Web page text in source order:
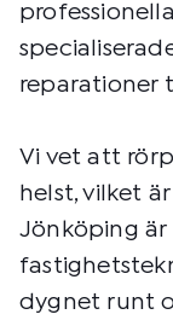
reparationer
Vi vet att
helst, vilket
Jönköping är
dygnet runt